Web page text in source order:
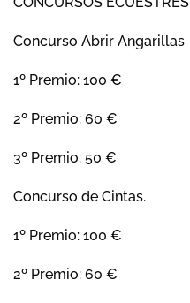
Concurso Abrir Angarillas
1º Premio: 100 €
2º Premio: 60 €
3º Premio: 50 €
Concurso de Cintas.
1º Premio: 100 €
2º Premio: 60 €